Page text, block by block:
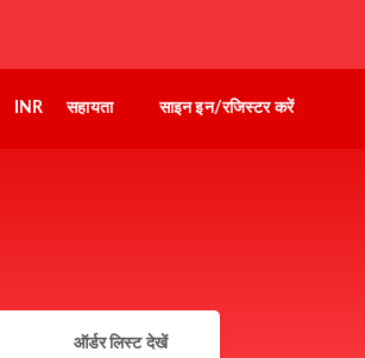
INR सहायता साइन इन/रजिस्टर करें
ऑर्डर लिस्ट देखें